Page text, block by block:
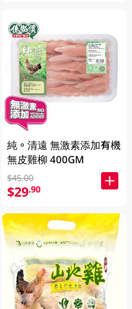
純。清遠 無激素添加有機
無皮雞柳 400GM
$45.00
$29.90